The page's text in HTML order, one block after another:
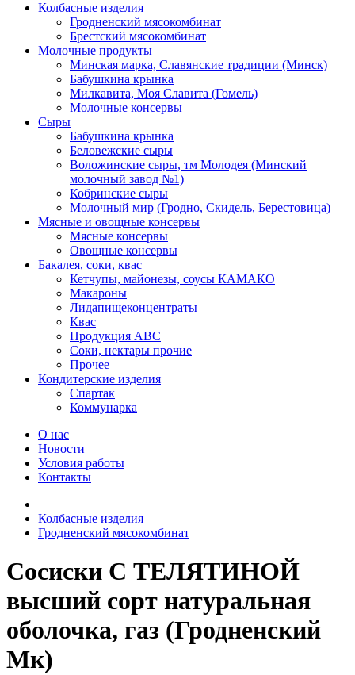
Колбасные изделия
Гродненский мясокомбинат
Брестский мясокомбинат
Молочные продукты
Минская марка, Славянские традиции (Минск)
Бабушкина крынка
Милкавита, Моя Славита (Гомель)
Молочные консервы
Сыры
Бабушкина крынка
Беловежские сыры
Воложинские сыры, тм Молодея (Минский
молочный завод №1)
Кобринские сыры
Молочный мир (Гродно, Скидель, Берестовица)
Мясные и овощные консервы
Мясные консервы
Овощные консервы
Бакалея, соки, квас
Кетчупы, майонезы, соусы КАМАКО
Макароны
Лидапищеконцентраты
Квас
Продукция АВС
Соки, нектары прочие
Прочее
Кондитерские изделия
Спартак
Коммунарка
О нас
Новости
Условия работы
Контакты
Колбасные изделия
Гродненский мясокомбинат
Сосиски С ТЕЛЯТИНОЙ
высший сорт натуральная
оболочка, газ (Гродненский
Мк)